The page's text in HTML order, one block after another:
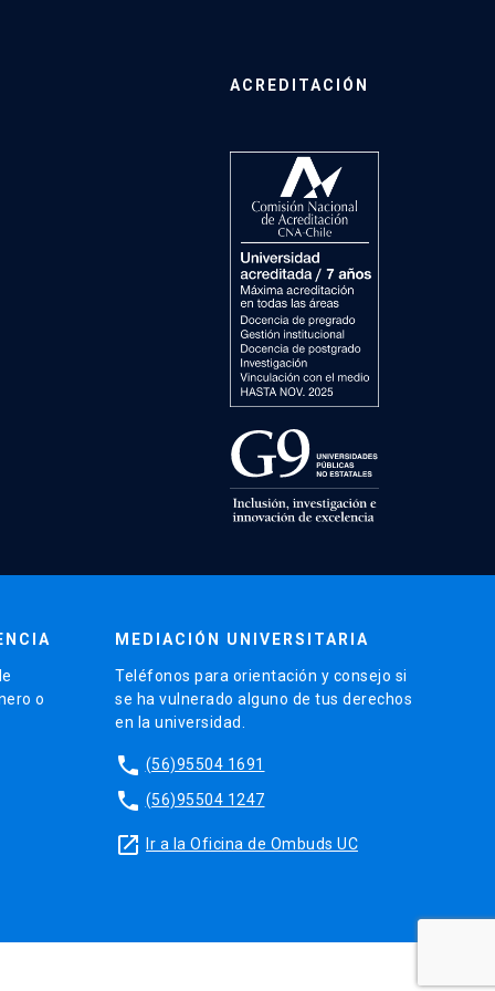
ACREDITACIÓN
o
MEDIACIÓN UNIVERSITARIA
Teléfonos para orientación y consejo si
se ha vulnerado alguno de tus derechos
en la universidad.
phone (56)95504 1691
phone (56)95504 1247
launch Ir a la Oficina de Ombuds UC